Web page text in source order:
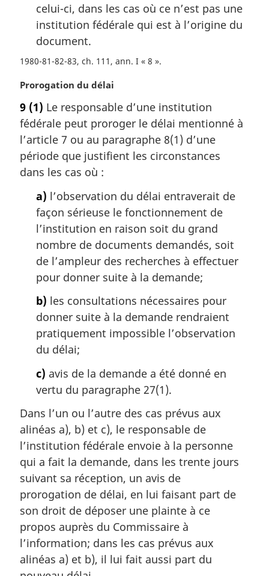
celui-ci, dans les cas où ce n’est pas une
institution fédérale qui est à l’origine du
document.
1980-81-82-83, ch. 111, ann. I « 8 »
N
t
e
m
a
r
g
Prorogation du délai
9 (1) Le responsable d’une institution
fédérale peut proroger le délai mentionné à
l’article 7 ou au paragraphe 8(1) d’une
période que justifient les circonstances
dans les cas où :
a) l’observation du délai entraverait de
façon sérieuse le fonctionnement de
l’institution en raison soit du grand
nombre de documents demandés, soit
de l’ampleur des recherches à effectuer
pour donner suite à la demande;
b) les consultations nécessaires pour
donner suite à la demande rendraient
pratiquement impossible l’observation
du délai;
c) avis de la demande a été donné en
vertu du paragraphe 27(1).
Dans l’un ou l’autre des cas prévus aux
alinéas a), b) et c), le responsable de
l’institution fédérale envoie à la personne
qui a fait la demande, dans les trente jours
suivant sa réception, un avis de
prorogation de délai, en lui faisant part de
son droit de déposer une plainte à ce
propos auprès du Commissaire à
l’information; dans les cas prévus aux
alinéas a) et b), il lui fait aussi part du